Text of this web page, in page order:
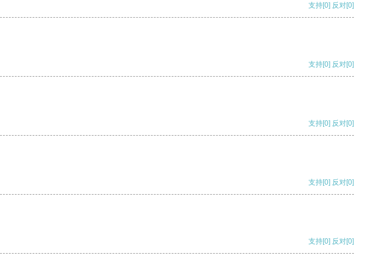
支持[0] 反对[0]
支持[0] 反对[0]
支持[0] 反对[0]
支持[0] 反对[0]
支持[0] 反对[0]